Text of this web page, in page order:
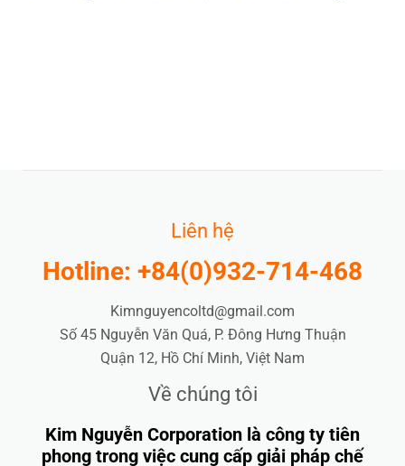
Liên hệ
Hotline: +84(0)932-714-468
Kimnguyencoltd@gmail.com
Số 45 Nguyễn Văn Quá, P. Đông Hưng Thuận
Quận 12, Hồ Chí Minh, Việt Nam
Về chúng tôi
Kim Nguyễn Corporation là công ty tiên
phong trong việc cung cấp giải pháp chế